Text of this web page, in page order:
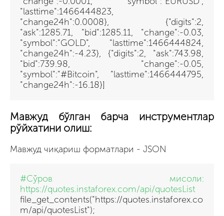
"lasttime":1466444823,
"change24h":0.0008}, {"digits":2,
"ask":1285.71, "bid":1285.11, "change":-0.03,
"symbol":"GOLD", "lasttime":1466444824,
"change24h":-4.23}, {"digits":2, "ask":743.98,
"bid":739.98, "change":-0.05,
"symbol":"#Bitcoin", "lasttime":1466444795,
"change24h":-16.18}]
Мавжуд бўлган барча инструментлар
рўйхатини олиш:
Мавжуд чиқариш форматлари - JSON
#Сўров мисоли:
https://quotes.instaforex.com/api/quotesList
file_get_contents("https://quotes.instaforex.co
m/api/quotesList");